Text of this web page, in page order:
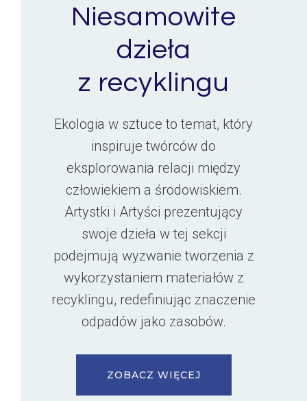
Niesamowite
dzieła
z recyklingu
Ekologia w sztuce to temat, który
inspiruje twórców do
eksplorowania relacji między
człowiekiem a środowiskiem.
Artystki i Artyści prezentujący
swoje dzieła w tej sekcji
podejmują wyzwanie tworzenia z
wykorzystaniem materiałów z
recyklingu, redefiniując znaczenie
odpadów jako zasobów.
ZOBACZ WIĘCEJ